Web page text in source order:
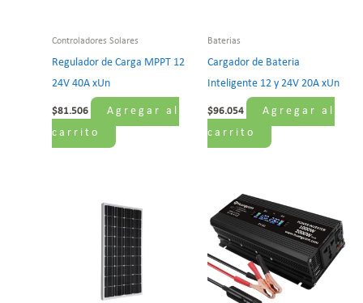
Controladores Solares
Regulador de Carga MPPT 12
24V 40A xUn
$81.506
Agregar al
carrito
Baterias
Cargador de Bateria
Inteligente 12 y 24V 20A xUn
$96.054
Agregar al
carrito